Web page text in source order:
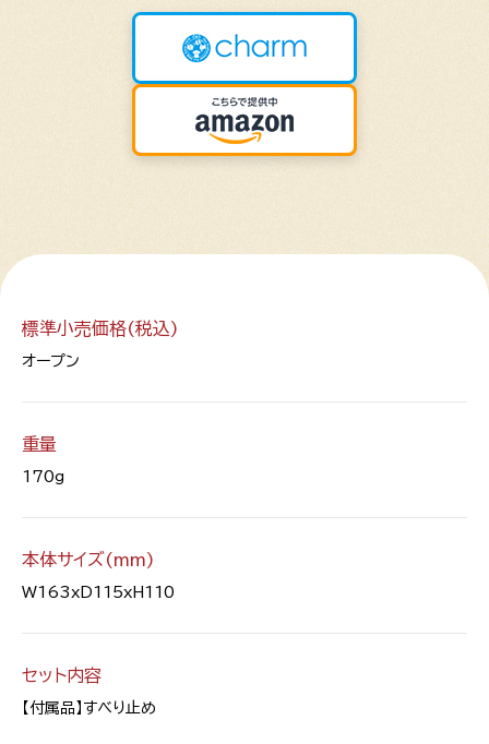
標準小売価格(税込)
オープン
重量
170g
本体サイズ(mm)
W163xD115xH110
セット内容
【付属品】すべり止め